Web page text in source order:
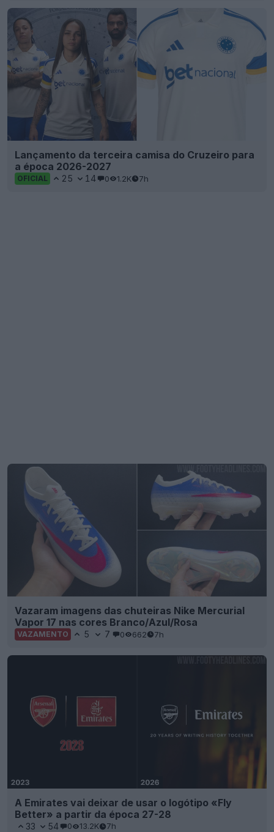
Lançamento da terceira camisa do Cruzeiro para
a época 2026-2027
OFICIAL 25 14 0 1.2K 7h
Vazaram imagens das chuteiras Nike Mercurial
Vapor 17 nas cores Branco/Azul/Rosa
VAZAMENTO 5 7 0 662 7h
A Emirates vai deixar de usar o logótipo «Fly
Better» a partir da época 27-28
33 54 0 13.2K 7h